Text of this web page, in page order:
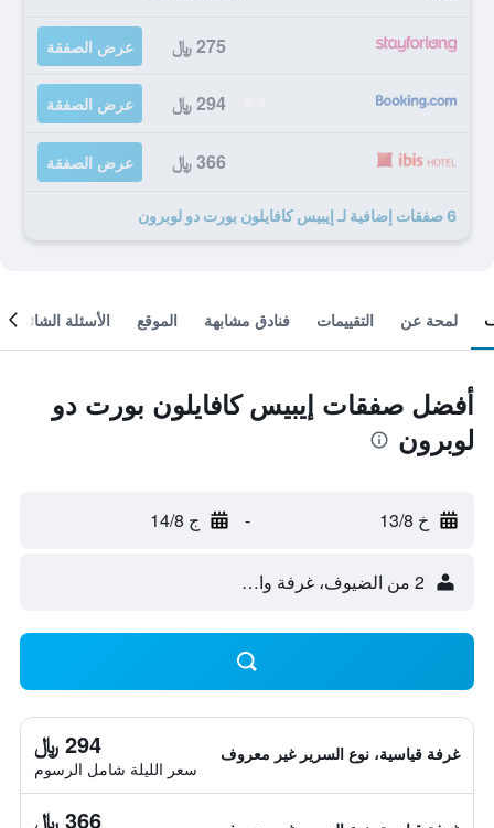
275 ﷼ عرض الصفقة
294 ﷼ عرض الصفقة
366 ﷼ عرض الصفقة
6 صفقات إضافية لـ إيبيس كافايلون بورت دو لوبرون
لمحة عن التقييمات فنادق مشابهة الموقع الأسئلة الشائعة
أفضل صفقات إيبيس كافايلون بورت دو
لوبرون
خ 13/8 - ج 14/8
2 من الضيوف، غرفة واحدة
غرفة قياسية، نوع السرير غير معروف 294 ﷼
سعر الليلة شامل الرسوم
366 ﷼